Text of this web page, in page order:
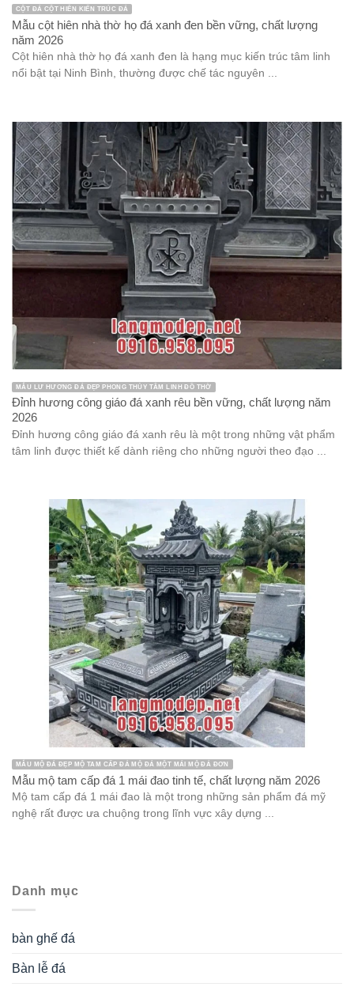
CỘT ĐÁ CỘT HIÊN KIẾN TRÚC ĐÁ
Mẫu cột hiên nhà thờ họ đá xanh đen bền vững, chất lượng
năm 2026
Cột hiên nhà thờ họ đá xanh đen là hạng mục kiến trúc tâm linh
nổi bật tại Ninh Bình, thường được chế tác nguyên ...
MẪU LƯ HƯƠNG ĐÁ ĐẸP PHONG THỦY TÂM LINH ĐỒ THỜ
Đỉnh hương công giáo đá xanh rêu bền vững, chất lượng năm
2026
Đỉnh hương công giáo đá xanh rêu là một trong những vật phẩm
tâm linh được thiết kế dành riêng cho những người theo đạo ...
MẪU MỘ ĐÁ ĐẸP MỘ TAM CẤP ĐÁ MỘ ĐÁ MỘT MÁI MỘ ĐÁ ĐƠN
Mẫu mộ tam cấp đá 1 mái đao tinh tế, chất lượng năm 2026
Mộ tam cấp đá 1 mái đao là một trong những sản phẩm đá mỹ
nghệ rất được ưa chuộng trong lĩnh vực xây dựng ...
Danh mục
bàn ghế đá
Bàn lễ đá